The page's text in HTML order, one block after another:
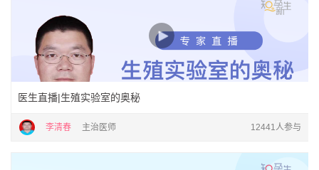
医生直播|生殖实验室的奥秘
李清春 主治医师 12441人参与